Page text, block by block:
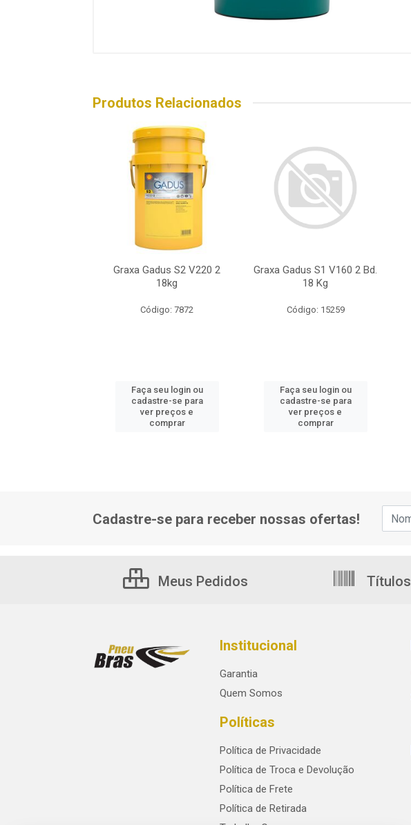
Produtos Relacionados
Graxa Gadus S2 V220 2
18kg
Código: 7872
Faça seu login ou
cadastre-se para
ver preços e
comprar
Graxa Gadus S1 V160 2 Bd.
18 Kg
Código: 15259
Faça seu login ou
cadastre-se para
ver preços e
comprar
Cadastre-se para receber nossas ofertas!
Meus Pedidos Títulos
Institucional
Garantia
Quem Somos
Políticas
Política de Privacidade
Política de Troca e Devolução
Política de Frete
Política de Retirada